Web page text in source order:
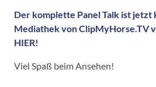
Der komplette Panel Talk ist jetzt
Mediathek von ClipMyHorse.TV
HIER!
Viel Spaß beim Ansehen!